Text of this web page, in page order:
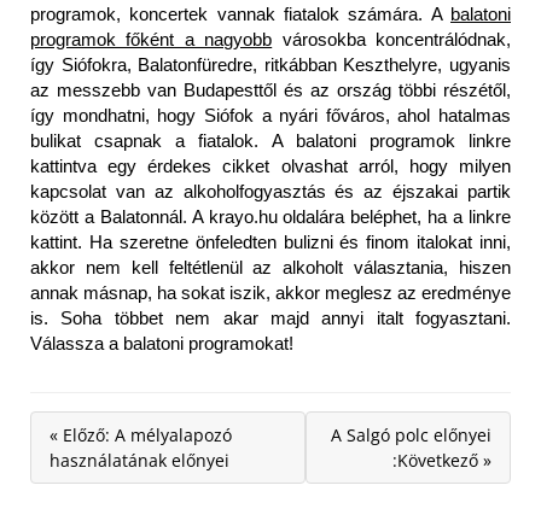
programok, koncertek vannak fiatalok számára. A balatoni
programok főként a nagyobb városokba koncentrálódnak,
így Siófokra, Balatonfüredre, ritkábban Keszthelyre, ugyanis
az messzebb van Budapesttől és az ország többi részétől,
így mondhatni, hogy Siófok a nyári főváros, ahol hatalmas
bulikat csapnak a fiatalok. A balatoni programok linkre
kattintva egy érdekes cikket olvashat arról, hogy milyen
kapcsolat van az alkoholfogyasztás és az éjszakai partik
között a Balatonnál. A krayo.hu oldalára beléphet, ha a linkre
kattint. Ha szeretne önfeledten bulizni és finom italokat inni,
akkor nem kell feltétlenül az alkoholt választania, hiszen
annak másnap, ha sokat iszik, akkor meglesz az eredménye
is. Soha többet nem akar majd annyi italt fogyasztani.
Válassza a balatoni programokat!
« Előző: A mélyalapozó
használatának előnyei
A Salgó polc előnyei
:Következő »